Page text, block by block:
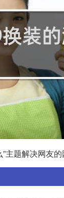
”主题解决网友